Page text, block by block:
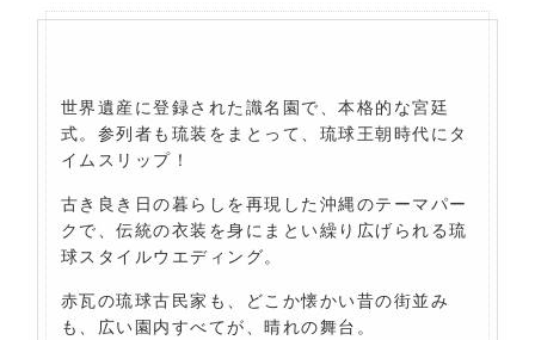
世界遺産に登録された識名園で、本格的な宮廷
式。参列者も琉装をまとって、琉球王朝時代にタ
イムスリップ！
古き良き日の暮らしを再現した沖縄のテーマパー
クで、伝統の衣装を身にまとい繰り広げられる琉
球スタイルウエディング。
赤瓦の琉球古民家も、どこか懐かい昔の街並み
も、広い園内すべてが、晴れの舞台。